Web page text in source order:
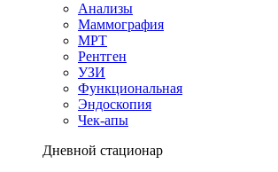
Анализы
Маммография
МРТ
Рентген
УЗИ
Функциональная
Эндоскопия
Чек-апы
Дневной стационар